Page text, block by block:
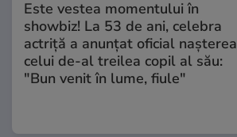
Este vestea momentului în
showbiz! La 53 de ani, celebra
actriță a anunțat oficial nașterea
celui de-al treilea copil al său:
"Bun venit în lume, fiule"